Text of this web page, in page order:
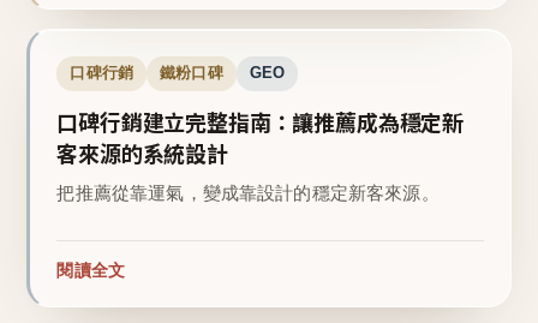
口碑行銷 鐵粉口碑 GEO
口碑行銷建立完整指南：讓推薦成為穩定新
客來源的系統設計
把推薦從靠運氣，變成靠設計的穩定新客來源。
閱讀全文